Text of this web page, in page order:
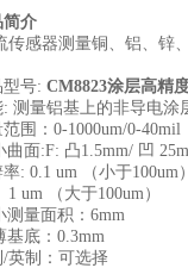
简介
传感器测量铜、铝、锌
型号: CM8823涂层高精
: 测量铝基上的非导电涂
围：0-1000um/0-
曲面:F: 凸1.5mm/ 凹
: 0.1 um （小于100um
（大于100um）
测量面积：6mm
基底：0.3mm
/英制：可选择